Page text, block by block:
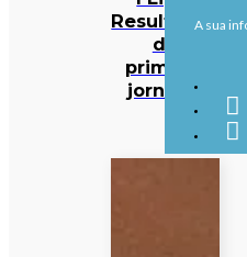
Resultados
da
primeira
jornada
A sua